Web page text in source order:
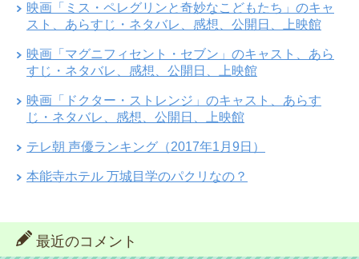
映画「ミス・ペレグリンと奇妙なこどもたち」のキャ
スト、あらすじ・ネタバレ、感想、公開日、上映館
映画「マグニフィセント・セブン」のキャスト、あら
すじ・ネタバレ、感想、公開日、上映館
映画「ドクター・ストレンジ」のキャスト、あらす
じ・ネタバレ、感想、公開日、上映館
テレ朝 声優ランキング（2017年1月9日）
本能寺ホテル 万城目学のパクリなの？
最近のコメント